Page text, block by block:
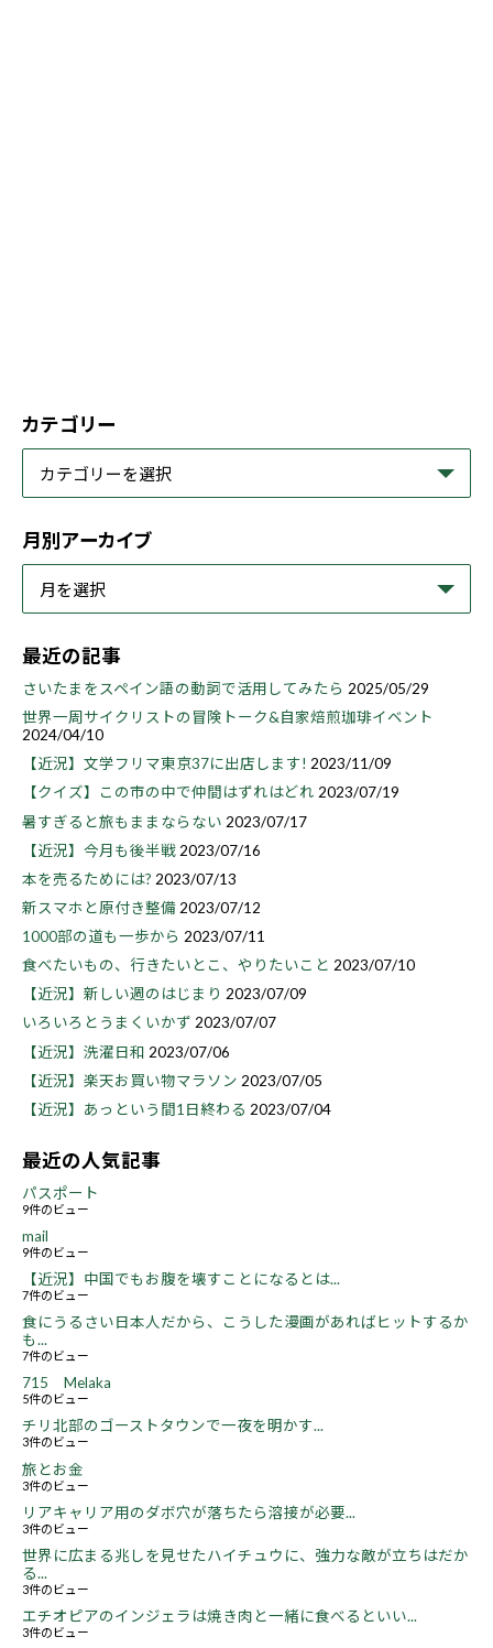
カテゴリー
月別アーカイブ
最近の記事
さいたまをスペイン語の動詞で活用してみたら 2025/05/29
世界一周サイクリストの冒険トーク&自家焙煎珈琲イベント
2024/04/10
【近況】文学フリマ東京37に出店します! 2023/11/09
【クイズ】この市の中で仲間はずれはどれ 2023/07/19
暑すぎると旅もままならない 2023/07/17
【近況】今月も後半戦 2023/07/16
本を売るためには? 2023/07/13
新スマホと原付き整備 2023/07/12
1000部の道も一歩から 2023/07/11
食べたいもの、行きたいとこ、やりたいこと 2023/07/10
【近況】新しい週のはじまり 2023/07/09
いろいろとうまくいかず 2023/07/07
【近況】洗濯日和 2023/07/06
【近況】楽天お買い物マラソン 2023/07/05
【近況】あっという間1日終わる 2023/07/04
最近の人気記事
パスポート
9件のビュー
mail
9件のビュー
【近況】中国でもお腹を壊すことになるとは...
7件のビュー
食にうるさい日本人だから、こうした漫画があればヒットするか
も...
7件のビュー
715 Melaka
5件のビュー
チリ北部のゴーストタウンで一夜を明かす...
3件のビュー
旅とお金
3件のビュー
リアキャリア用のダボ穴が落ちたら溶接が必要...
3件のビュー
世界に広まる兆しを見せたハイチュウに、強力な敵が立ちはだか
る...
3件のビュー
エチオピアのインジェラは焼き肉と一緒に食べるといい...
3件のビュー